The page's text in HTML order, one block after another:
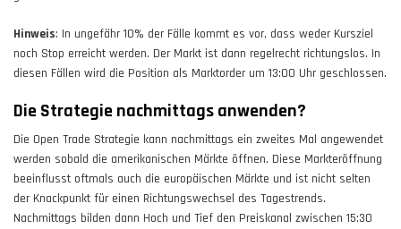
Hinweis: In ungefähr 10% der Fälle kommt es vor, dass weder Kursziel
noch Stop erreicht werden. Der Markt ist dann regelrecht richtungslos. In
diesen Fällen wird die Position als Marktorder um 13:00 Uhr geschlossen.
Die Strategie nachmittags anwenden?
Die Open Trade Strategie kann nachmittags ein zweites Mal angewendet
werden sobald die amerikanischen Märkte öffnen. Diese Markteröffnung
beeinflusst oftmals auch die europäischen Märkte und ist nicht selten
der Knackpunkt für einen Richtungswechsel des Tagestrends.
Nachmittags bilden dann Hoch und Tief den Preiskanal zwischen 15:30